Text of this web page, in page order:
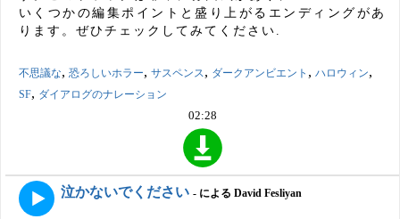
いくつかの編集ポイントと盛り上がるエンディングがあ
ります。ぜひチェックしてみてください.
不思議な, 恐ろしいホラー, サスペンス , ダークアンビエント , ハロウィン,
SF, ダイアログのナレーション
02:28
泣かないでください - による David Fesliyan